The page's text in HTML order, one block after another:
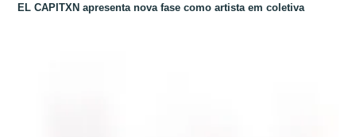
EL CAPITXN apresenta nova fase como artista em coletiva